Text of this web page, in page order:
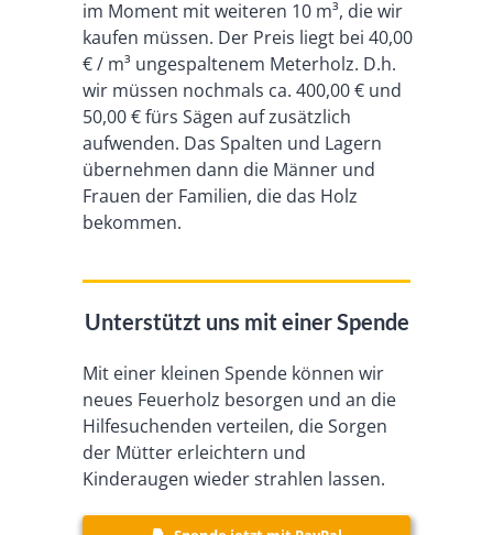
im Moment mit weiteren 10 m³, die wir
kaufen müssen. Der Preis liegt bei 40,00
€ / m³ ungespaltenem Meterholz. D.h.
wir müssen nochmals ca. 400,00 € und
50,00 € fürs Sägen auf zusätzlich
aufwenden. Das Spalten und Lagern
übernehmen dann die Männer und
Frauen der Familien, die das Holz
bekommen.
Unterstützt uns mit einer Spende
Mit einer kleinen Spende können wir
neues Feuerholz besorgen und an die
Hilfesuchenden verteilen, die Sorgen
der Mütter erleichtern und
Kinderaugen wieder strahlen lassen.